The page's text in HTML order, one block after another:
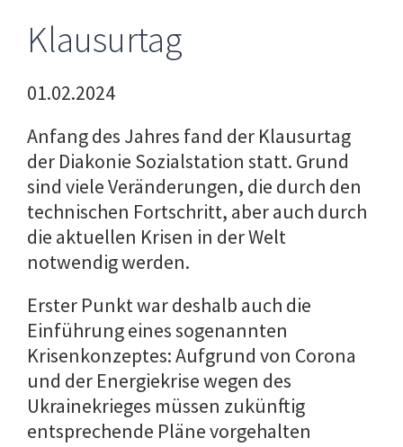
Klausurtag
01.02.2024
Anfang des Jahres fand der Klausurtag
der Diakonie Sozialstation statt. Grund
sind viele Veränderungen, die durch den
technischen Fortschritt, aber auch durch
die aktuellen Krisen in der Welt
notwendig werden.
Erster Punkt war deshalb auch die
Einführung eines sogenannten
Krisenkonzeptes: Aufgrund von Corona
und der Energiekrise wegen des
Ukrainekrieges müssen zukünftig
entsprechende Pläne vorgehalten